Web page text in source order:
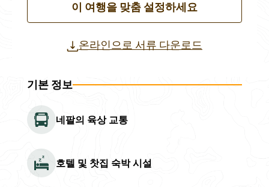
이 여행을 맞춤 설정하세요
온라인으로 서류 다운로드
기본 정보
네팔의 육상 교통
호텔 및 찻집 숙박 시설